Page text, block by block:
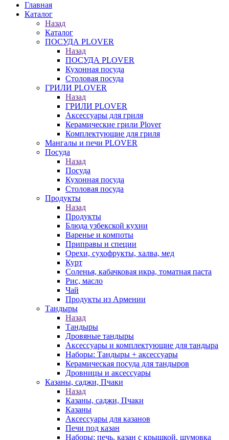
Главная
Каталог
Назад
Каталог
ПОСУДА PLOVER
Назад
ПОСУДА PLOVER
Кухонная посуда
Столовая посуда
ГРИЛИ PLOVER
Назад
ГРИЛИ PLOVER
Аксессуары для гриля
Керамические грили Plover
Комплектующие для гриля
Мангалы и печи PLOVER
Посуда
Назад
Посуда
Кухонная посуда
Столовая посуда
Продукты
Назад
Продукты
Блюда узбекской кухни
Варенье и компоты
Приправы и специи
Орехи, сухофрукты, халва, мед
Курт
Соленья, кабачковая икра, томатная паста
Рис, масло
Чай
Продукты из Армении
Тандыры
Назад
Тандыры
Дровяные тандыры
Аксессуары и комплектующие для тандыра
Наборы: Тандыры + аксессуары
Керамическая посуда для тандыров
Дровницы и аксессуары
Казаны, саджи, Пчаки
Назад
Казаны, саджи, Пчаки
Казаны
Аксессуары для казанов
Печи под казан
Наборы: печь, казан с крышкой, шумовка